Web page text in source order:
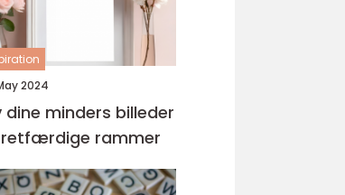
2024
dine minders billeder
rammer